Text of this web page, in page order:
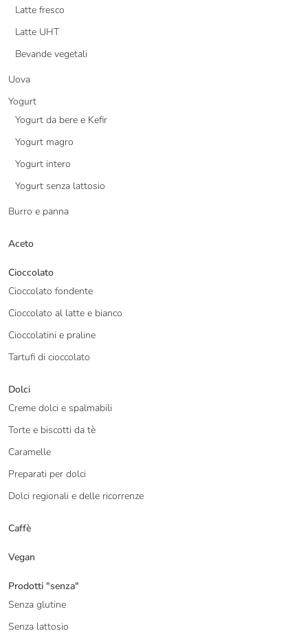
Latte fresco
Latte UHT
Bevande vegetali
Uova
Yogurt
Yogurt da bere e Kefir
Yogurt magro
Yogurt intero
Yogurt senza lattosio
Burro e panna
Aceto
Cioccolato
Cioccolato fondente
Cioccolato al latte e bianco
Cioccolatini e praline
Tartufi di cioccolato
Dolci
Creme dolci e spalmabili
Torte e biscotti da tè
Caramelle
Preparati per dolci
Dolci regionali e delle ricorrenze
Caffè
Vegan
Prodotti "senza"
Senza glutine
Senza lattosio